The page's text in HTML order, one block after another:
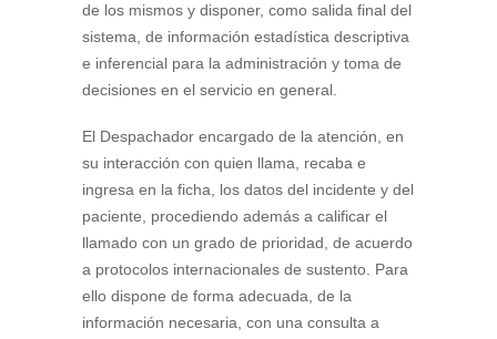
de los mismos y disponer, como salida final del
sistema, de información estadística descriptiva
e inferencial para la administración y toma de
decisiones en el servicio en general.
El Despachador encargado de la atención, en
su interacción con quien llama, recaba e
ingresa en la ficha, los datos del incidente y del
paciente, procediendo además a calificar el
llamado con un grado de prioridad, de acuerdo
a protocolos internacionales de sustento. Para
ello dispone de forma adecuada, de la
información necesaria, con una consulta a